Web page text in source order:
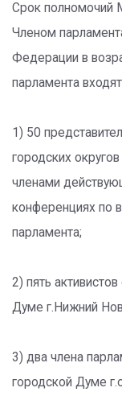
Срок полномочий
Членом
Федерации в
парламента
1) 50
городских
членами
конференциях по
парламента;
2) пять
Думе г.Нижний
3) два члена
городской Думе